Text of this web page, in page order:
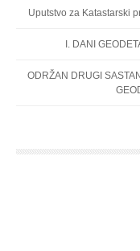
Uputstvo za Katastarski
I. DANI
ODRŽAN DRUGI